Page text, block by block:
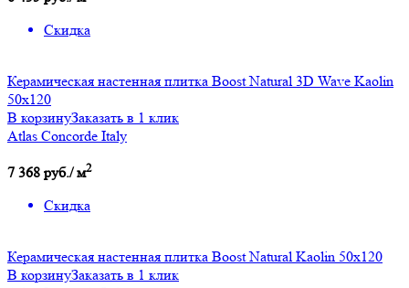
Скидка
Керамическая настенная плитка Boost Natural 3D Wave Kaolin
50x120
В корзинуЗаказать в 1 клик
Atlas Concorde Italy
7 368 руб./ м2
Скидка
Керамическая настенная плитка Boost Natural Kaolin 50x120
В корзинуЗаказать в 1 клик